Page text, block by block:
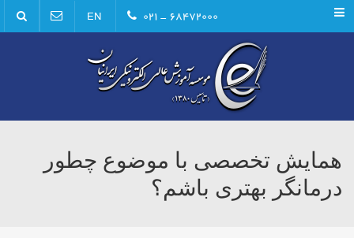
Menu ۶۸۴۷۲۰۰۰ - ۰۲۱ EN
همايش تخصصى با موضوع چطور
درمانگر بهترى باشم؟